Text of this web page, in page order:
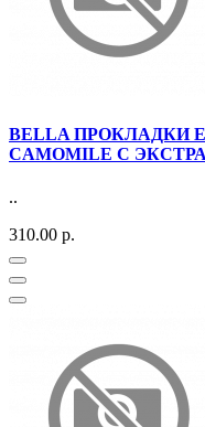
BELLA ПРОКЛАДКИ
CAMOMILE С
..
310.00 р.